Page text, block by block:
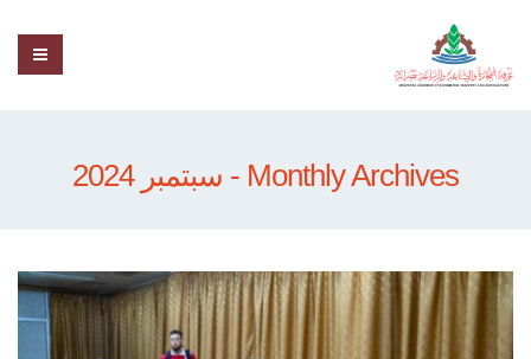
Monthly Archives - سبتمبر 2024